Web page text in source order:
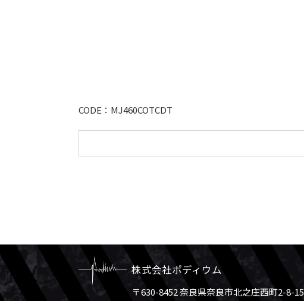
CODE：MJ460COTCDT
株式会社ポディウム
〒630-8452 奈良県奈良市北之庄西町2-8-15